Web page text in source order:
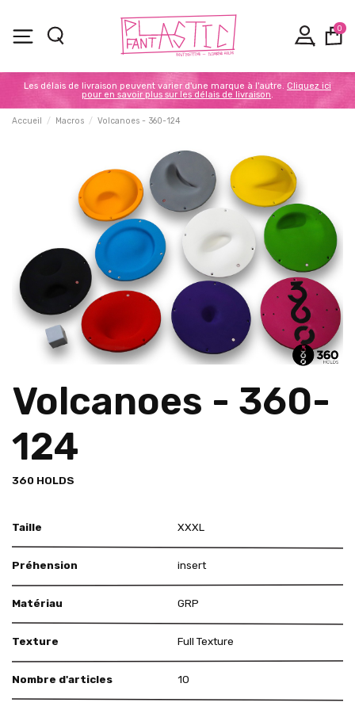
0
Les délais de livraison peuvent varier d'une marque à l'autre. Cliquez ici
pour en savoir plus sur les délais de livraison.
Accueil Macros Volcanoes - 360-124
Volcanoes - 360-
124
360 HOLDS
Taille XXXL
Préhension insert
Matériau GRP
Texture Full Texture
Nombre d'articles 10